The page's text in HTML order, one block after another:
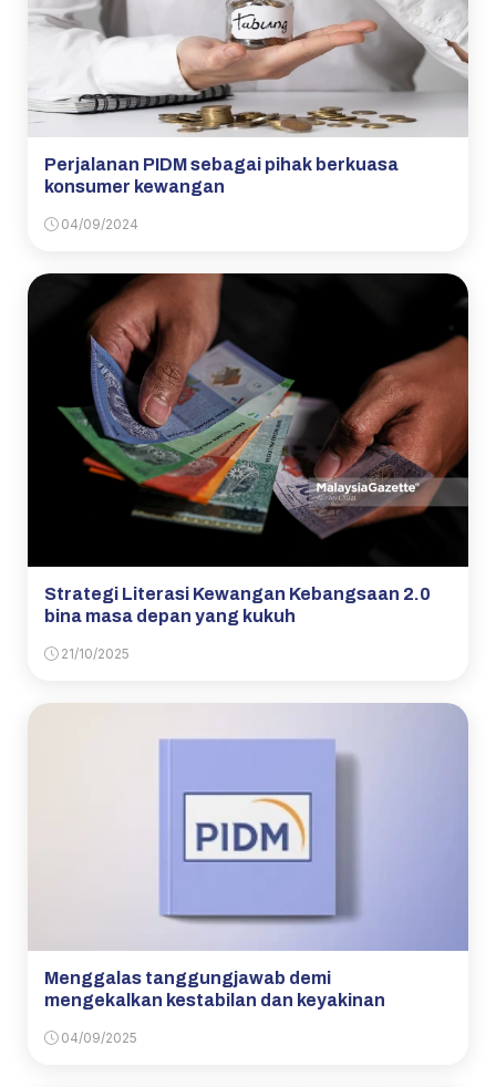
Perjalanan PIDM sebagai pihak berkuasa
konsumer kewangan
04/09/2024
Strategi Literasi Kewangan Kebangsaan 2.0
bina masa depan yang kukuh
21/10/2025
Menggalas tanggungjawab demi
mengekalkan kestabilan dan keyakinan
04/09/2025